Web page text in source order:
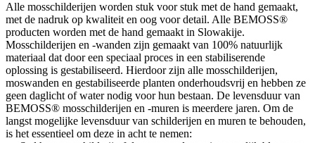
Alle mosschilderijen worden stuk voor stuk met de hand gemaakt,
met de nadruk op kwaliteit en oog voor detail. Alle BEMOSS®
producten worden met de hand gemaakt in Slowakije.
Mosschilderijen en -wanden zijn gemaakt van 100% natuurlijk
materiaal dat door een speciaal proces in een stabiliserende
oplossing is gestabiliseerd. Hierdoor zijn alle mosschilderijen,
moswanden en gestabiliseerde planten onderhoudsvrij en hebben ze
geen daglicht of water nodig voor hun bestaan. De levensduur van
BEMOSS® mosschilderijen en -muren is meerdere jaren. Om de
langst mogelijke levensduur van schilderijen en muren te behouden,
is het essentieel om deze in acht te nemen: